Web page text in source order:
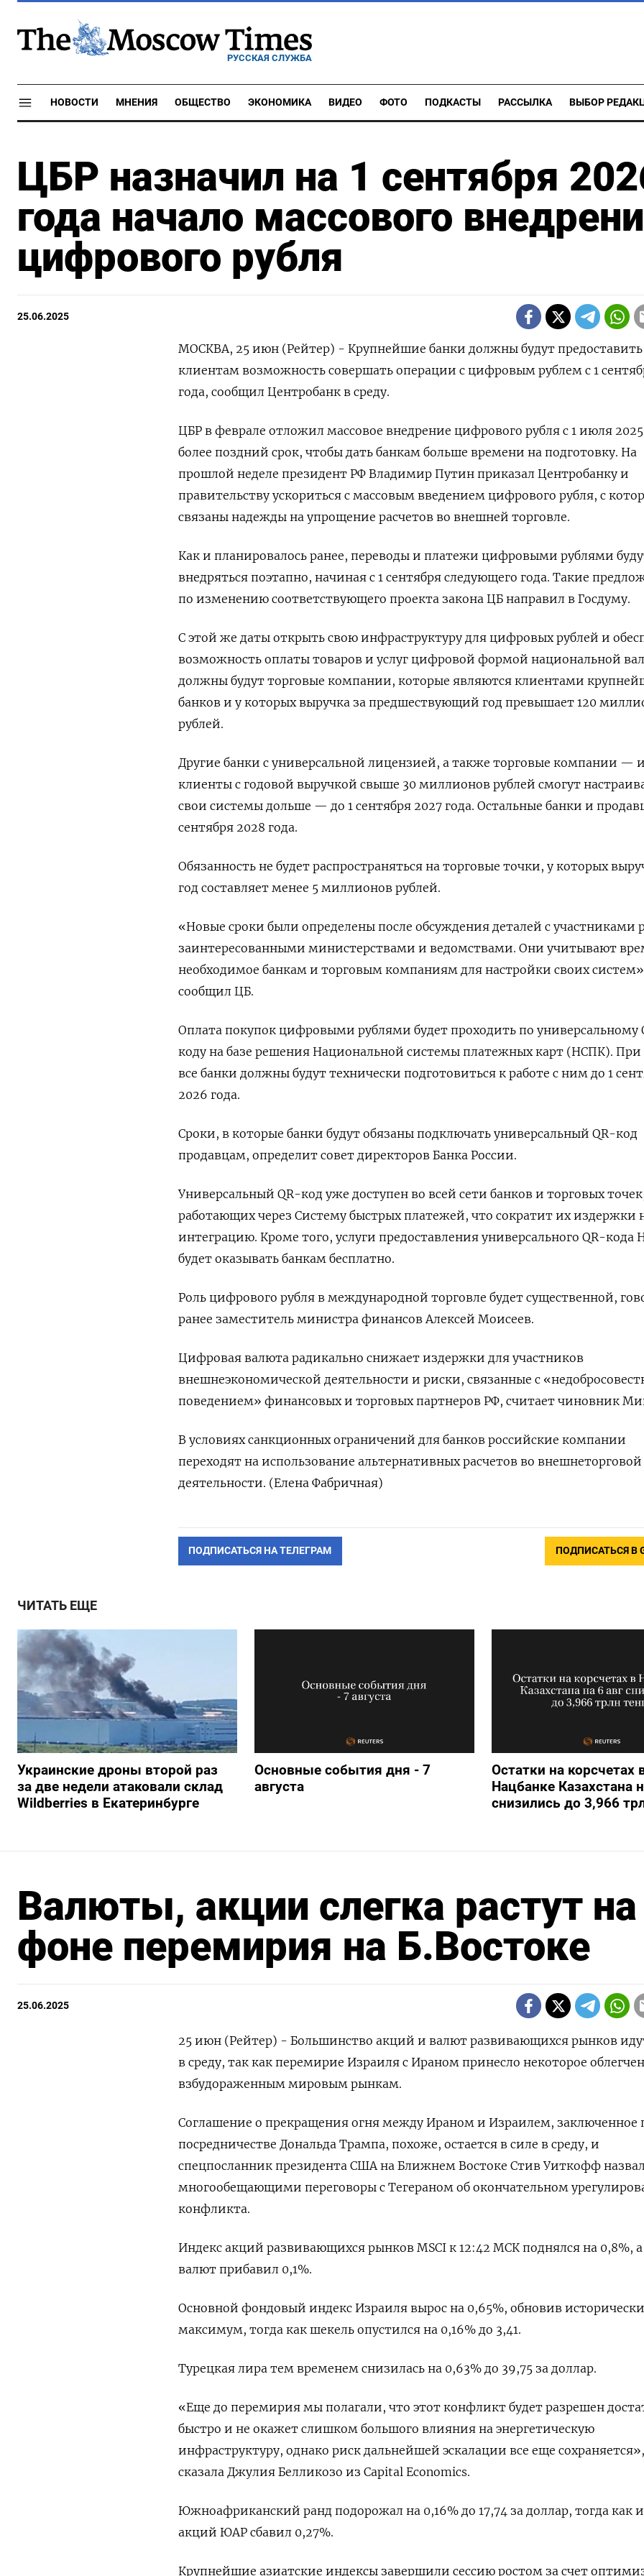
РУССКАЯ СЛУЖБА
НОВОСТИ МНЕНИЯ ОБЩЕСТВО ЭКОНОМИКА ВИДЕО ФОТО ПОДКАСТЫ РАССЫЛКА ВЫБОР
ЦБР назначил на 1 сентября
года начало массового
цифрового рубля
25.06.2025
МОСКВА, 25 июн (Рейтер) - Крупнейшие банки должны будут
клиентам возможность совершать операции с цифровым рублем с 1
года, сообщил Центробанк в среду.
ЦБР в феврале отложил массовое внедрение цифрового рубля с 1 июля 2025
более поздний срок, чтобы дать банкам больше времени на подготовку. На
прошлой неделе президент РФ Владимир Путин приказал Центробанку и
правительству ускориться с массовым введением цифрового рубля, с
связаны надежды на упрощение расчетов во внешней торговле.
Как и планировалось ранее, переводы и платежи цифровыми рублями
внедряться поэтапно, начиная с 1 сентября следующего года. Такие
по изменению соответствующего проекта закона ЦБ направил в Госдуму.
С этой же даты открыть свою инфраструктуру для цифровых рублей и
возможность оплаты товаров и услуг цифровой формой национальной
должны будут торговые компании, которые являются клиентами
банков и у которых выручка за предшествующий год превышает 120
рублей.
Другие банки с универсальной лицензией, а также торговые компании —
клиенты с годовой выручкой свыше 30 миллионов рублей смогут
свои системы дольше — до 1 сентября 2027 года. Остальные банки и
сентября 2028 года.
Обязанность не будет распространяться на торговые точки, у которых
год составляет менее 5 миллионов рублей.
«Новые сроки были определены после обсуждения деталей с участниками
заинтересованными министерствами и ведомствами. Они учитывают
необходимое банкам и торговым компаниям для настройки своих
сообщил ЦБ.
Оплата покупок цифровыми рублями будет проходить по универсальному
коду на базе решения Национальной системы платежных карт (НСПК). При
все банки должны будут технически подготовиться к работе с ним до 1
2026 года.
Сроки, в которые банки будут обязаны подключать универсальный QR-код
продавцам, определит совет директоров Банка России.
Универсальный QR-код уже доступен во всей сети банков и торговых
работающих через Систему быстрых платежей, что сократит их издержки
интеграцию. Кроме того, услуги предоставления универсального QR-кода
будет оказывать банкам бесплатно.
Роль цифрового рубля в международной торговле будет существенной,
ранее заместитель министра финансов Алексей Моисеев.
Цифровая валюта радикально снижает издержки для участников
внешнеэкономической деятельности и риски, связанные с
поведением» финансовых и торговых партнеров РФ, считает чиновник
В условиях санкционных ограничений для банков российские компании
переходят на использование альтернативных расчетов во внешнеторговой
деятельности. (Елена Фабричная)
ПОДПИСАТЬСЯ НА ТЕЛЕГРАМ ПОДПИСАТЬСЯ В
ЧИТАТЬ ЕЩЕ
Украинские дроны второй раз
за две недели атаковали склад
Wildberries в Екатеринбурге
Основные события дня - 7
августа
Остатки на корсчетах
Нацбанке Казахстана
снизились до 3,966
Валюты, акции слегка растут на
фоне перемирия на Б.Востоке
25.06.2025
25 июн (Рейтер) - Большинство акций и валют развивающихся рынков
в среду, так как перемирие Израиля с Ираном принесло некоторое
взбудораженным мировым рынкам.
Соглашение о прекращения огня между Ираном и Израилем, заключенное
посредничестве Дональда Трампа, похоже, остается в силе в среду, и
спецпосланник президента США на Ближнем Востоке Стив Уиткофф
многообещающими переговоры с Тегераном об окончательном
конфликта.
Индекс акций развивающихся рынков MSCI к 12:42 МСК поднялся на 0,8%,
валют прибавил 0,1%.
Основной фондовый индекс Израиля вырос на 0,65%, обновив
максимум, тогда как шекель опустился на 0,16% до 3,41.
Турецкая лира тем временем снизилась на 0,63% до 39,75 за доллар.
«Еще до перемирия мы полагали, что этот конфликт будет разрешен
быстро и не окажет слишком большого влияния на энергетическую
инфраструктуру, однако риск дальнейшей эскалации все еще
сказала Джулия Белликозо из Capital Economics.
Южноафриканский ранд подорожал на 0,16% до 17,74 за доллар, тогда как
акций ЮАР сбавил 0,27%.
Крупнейшие азиатские индексы завершили сессию ростом за счет